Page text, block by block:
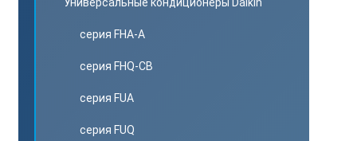
серия FHA-A
серия FHQ-CB
серия FUA
серия FUQ